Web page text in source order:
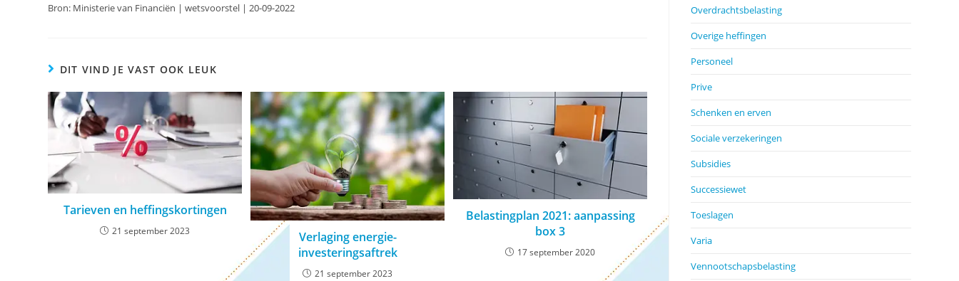
Bron: Ministerie van Financiën | wetsvoorstel | 20-09-2022
DIT VIND JE VAST OOK LEUK
Tarieven en heffingskortingen
21 september 2023
Verlaging energie-
investeringsaftrek
21 september 2023
Belastingplan 2021: aanpassing
box 3
17 september 2020
Overdrachtsbelasting
Overige heffingen
Personeel
Prive
Schenken en erven
Sociale verzekeringen
Subsidies
Successiewet
Toeslagen
Varia
Vennootschapsbelasting